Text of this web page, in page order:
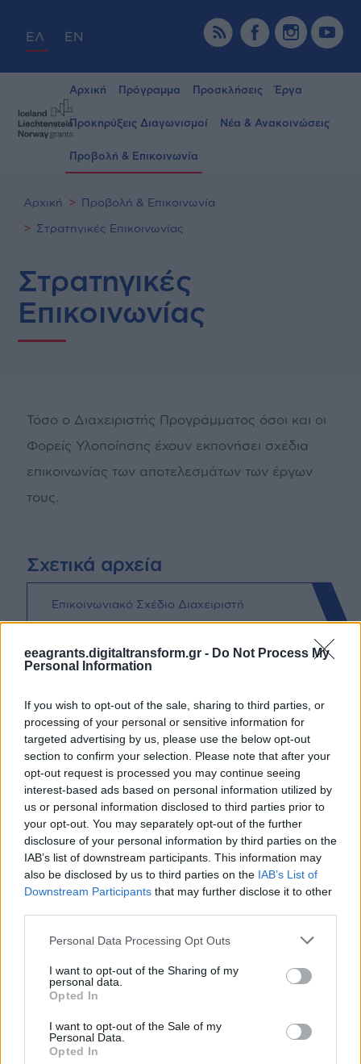
eeagrants.digitaltransform.gr - Do Not Process My
Personal Information
If you wish to opt-out of the sale, sharing to third parties, or
processing of your personal or sensitive information for
targeted advertising by us, please use the below opt-out
section to confirm your selection. Please note that after your
opt-out request is processed you may continue seeing
interest-based ads based on personal information utilized by
us or personal information disclosed to third parties prior to
your opt-out. You may separately opt-out of the further
disclosure of your personal information by third parties on the
IAB’s list of downstream participants. This information may
also be disclosed by us to third parties on the IAB’s List of
Downstream Participants that may further disclose it to other
Personal Data Processing Opt Outs
I want to opt-out of the Sharing of my
personal data.
Opted In
I want to opt-out of the Sale of my
Personal Data.
Opted In
ΕΛ EN
Αρχική Πρόγραμμα Προσκλήσεις Έργα
Προκηρύξεις Διαγωνισμοί Νέα & Ανακοινώσεις
Προβολή & Επικοινωνία
Αρχική Προβολή & Επικοινωνία
Στρατηγικές Επικοινωνίας
Στρατηγικές
Επικοινωνίας
Τόσο ο Διαχειριστής Προγράμματος όσοι και οι
Φορείς Υλοποίησης έχουν εκπονήσει σχέδια
επικοινωνίας των αποτελεσμάτων των έργων
τους.
Σχετικά αρχεία
Επικοινωνιακό Σχέδιο Διαχειριστή
Θεσμοί, Διαφάνεια» (PDF- 403,72 KB )
Communication Plan of the Programme
Operator of the Programme «Good
Governance, Accountable» ( PDF- 1,95 MB
)
Επικοινωνιακό Σχέδιο «Μείωση της
κακοδιοίκησης στον δημόσιο τομέα» του
Επικοινωνιακό Σχέδιο «Ενίσχυση του
Πλαισίου για την Ακεραιότητα, τη
Διαφθοράς» της Εθνικής Αρχής